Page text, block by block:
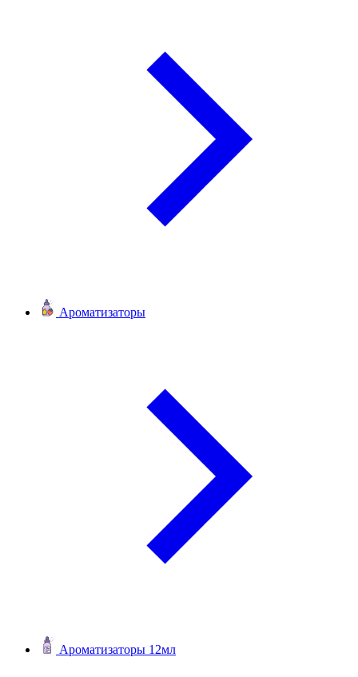
Ароматизаторы
Ароматизаторы 12мл